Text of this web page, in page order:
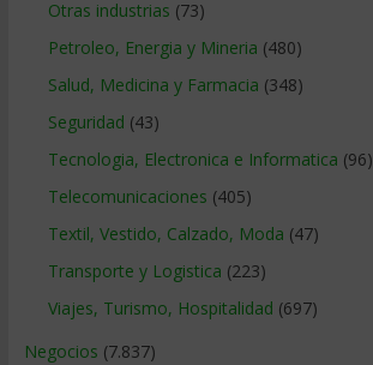
Otras industrias (73)
Petroleo, Energia y Mineria (480)
Salud, Medicina y Farmacia (348)
Seguridad (43)
Tecnologia, Electronica e Informatica (96)
Telecomunicaciones (405)
Textil, Vestido, Calzado, Moda (47)
Transporte y Logistica (223)
Viajes, Turismo, Hospitalidad (697)
Negocios (7.837)